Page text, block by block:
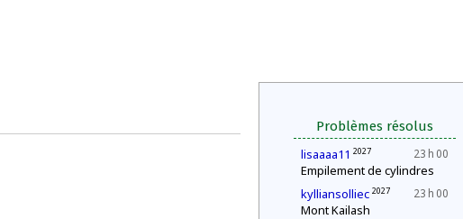
Problèmes résolus
23 h 00
lisaaaa11 2027
Empilement de cylindres
23 h 00
kylliansolliec 2027
Mont Kailash